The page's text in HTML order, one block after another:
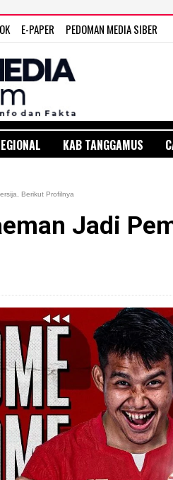
E-PAPER PEDOMAN MEDIA SIBER
KAB TANGGAMUS
Berikut Profilnya
Jadi